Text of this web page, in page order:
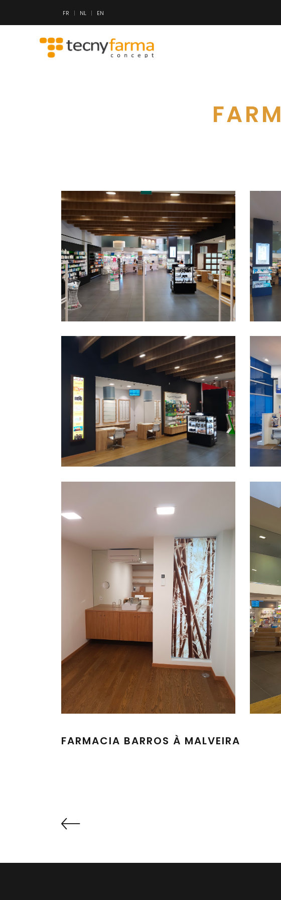
FR NL EN
FARMACIA BARROS À MALVEIRA